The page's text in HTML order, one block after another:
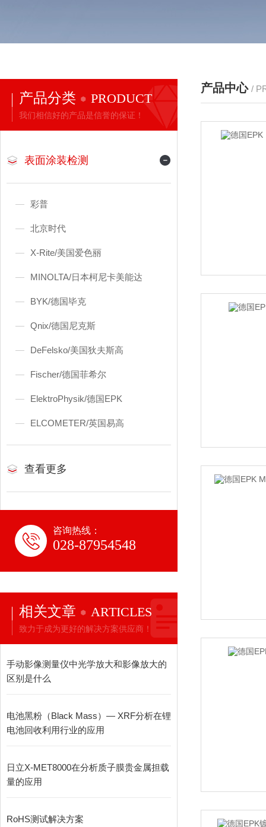
产品分类 PRODUCT
我们相信好的产品是信誉的保证！
表面涂装检测
彩普
北京时代
X-Rite/美国爱色丽
MINOLTA/日本柯尼卡美能达
BYK/德国毕克
Qnix/德国尼克斯
DeFelsko/美国狄夫斯高
Fischer/德国菲希尔
ElektroPhysik/德国EPK
ELCOMETER/英国易高
查看更多
咨询热线：
028-87954548
相关文章 ARTICLES
致力于成为更好的解决方案供应商！
手动影像测量仪中光学放大和影像放大的
区别是什么
电池黑粉（Black Mass）— XRF分析在锂
电池回收利用行业的应用
日立X-MET8000在分析质子膜贵金属担载
量的应用
RoHS测试解决方案
产品中心 /